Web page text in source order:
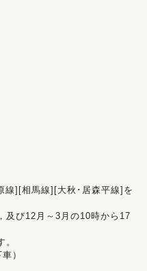
線][相馬線][大秋･居森平線]を
及び12月～3月の10時から17
）